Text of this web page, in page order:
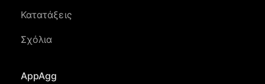
Κατατάξεις
Σχόλια
AppAgg